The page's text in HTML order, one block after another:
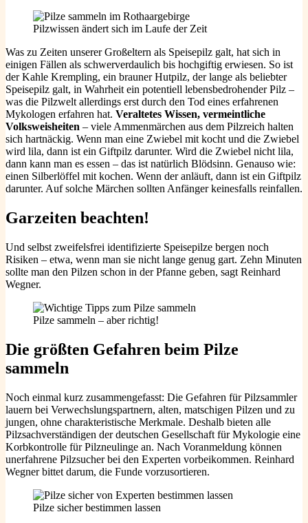
Pilzwissen ändert sich im Laufe der Zeit
Was zu Zeiten unserer Großeltern als Speisepilz galt, hat sich in
einigen Fällen als schwerverdaulich bis hochgiftig erwiesen. So ist
der Kahle Krempling, ein brauner Hutpilz, der lange als beliebter
Speisepilz galt, in Wahrheit ein potentiell lebensbedrohender Pilz –
was die Pilzwelt allerdings erst durch den Tod eines erfahrenen
Mykologen erfahren hat. Veraltetes Wissen, vermeintliche
Volksweisheiten – viele Ammenmärchen aus dem Pilzreich halten
sich hartnäckig. Wenn man eine Zwiebel mit kocht und die Zwiebel
wird lila, dann ist ein Giftpilz darunter. Wird die Zwiebel nicht lila,
dann kann man es essen – das ist natürlich Blödsinn. Genauso wie:
einen Silberlöffel mit kochen. Wenn der anläuft, dann ist ein Giftpilz
darunter. Auf solche Märchen sollten Anfänger keinesfalls reinfallen.
Garzeiten beachten!
Und selbst zweifelsfrei identifizierte Speisepilze bergen noch
Risiken – etwa, wenn man sie nicht lange genug gart. Zehn Minuten
sollte man den Pilzen schon in der Pfanne geben, sagt Reinhard
Wegner.
Pilze sammeln – aber richtig!
Die größten Gefahren beim Pilze
sammeln
Noch einmal kurz zusammengefasst: Die Gefahren für Pilzsammler
lauern bei Verwechslungspartnern, alten, matschigen Pilzen und zu
jungen, ohne charakteristische Merkmale. Deshalb bieten alle
Pilzsachverständigen der deutschen Gesellschaft für Mykologie eine
Korbkontrolle für Pilzneulinge an. Nach Voranmeldung können
unerfahrene Pilzsucher bei den Experten vorbeikommen. Reinhard
Wegner bittet darum, die Funde vorzusortieren.
Pilze sicher bestimmen lassen